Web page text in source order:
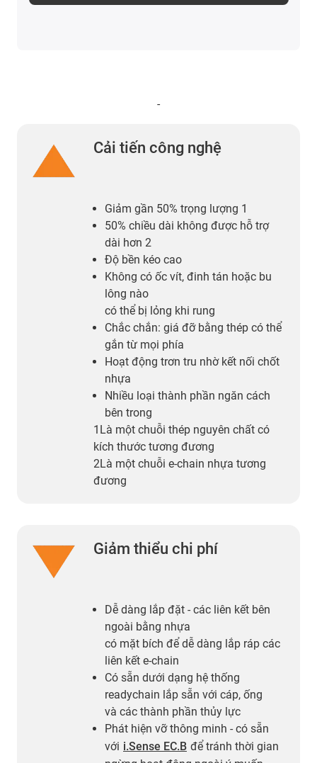
-
Cải tiến công nghệ
Giảm gần 50% trọng lượng 1
50% chiều dài không được hỗ trợ
dài hơn 2
Độ bền kéo cao
Không có ốc vít, đinh tán hoặc bu
lông nào
có thể bị lỏng khi rung
Chắc chắn: giá đỡ bằng thép có thể
gắn từ mọi phía
Hoạt động trơn tru nhờ kết nối chốt
nhựa
Nhiều loại thành phần ngăn cách
bên trong
1Là một chuỗi thép nguyên chất có
kích thước tương đương
2Là một chuỗi e-chain nhựa tương
đương
Giảm thiểu chi phí
Dễ dàng lắp đặt - các liên kết bên
ngoài bằng nhựa
có mặt bích để dễ dàng lắp ráp các
liên kết e-chain
Có sẵn dưới dạng hệ thống
readychain lắp sẵn với cáp, ống
và các thành phần thủy lực
Phát hiện vỡ thông minh - có sẵn
với i.Sense EC.B để tránh thời gian